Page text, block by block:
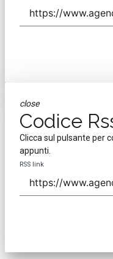
close
Codice
Clicca sul pulsante per
appunti.
RSS link